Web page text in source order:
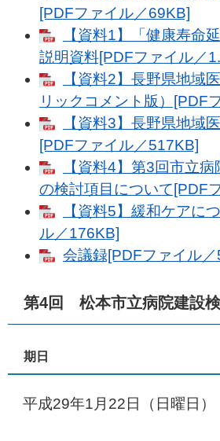
[PDFファイル／69KB]
【資料1】「健康寿命
説明資料[PDFファイル／
【資料2】長野県地域
リックコメント版）[PDF
【資料3】長野県地域
[PDFファイル／517KB]
【資料4】第3回市立
の検討項目について[PDF
【資料5】緩和ケアに
ル／176KB]
会議録[PDFファイル
第4回 松本市立病院建設
期日
平成29年1月22日（日曜日